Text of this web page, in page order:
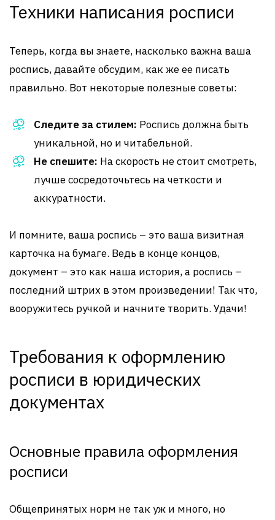
Техники написания росписи
Теперь, когда вы знаете, насколько важна ваша
роспись, давайте обсудим, как же ее писать
правильно. Вот некоторые полезные советы:
Следите за стилем: Роспись должна быть
уникальной, но и читабельной.
Не спешите: На скорость не стоит смотреть,
лучше сосредоточьтесь на четкости и
аккуратности.
И помните, ваша роспись – это ваша визитная
карточка на бумаге. Ведь в конце концов,
документ – это как наша история, а роспись –
последний штрих в этом произведении! Так что,
вооружитесь ручкой и начните творить. Удачи!
Требования к оформлению
росписи в юридических
документах
Основные правила оформления
росписи
Общепринятых норм не так уж и много, но